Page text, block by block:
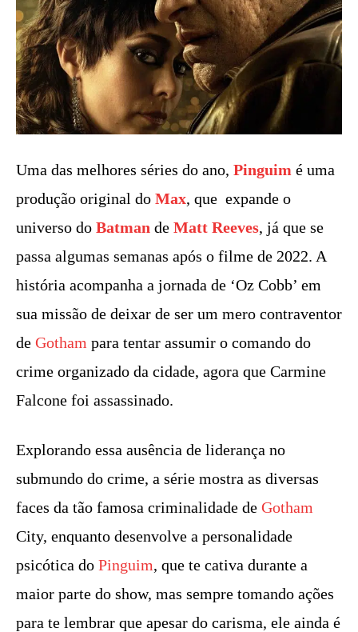
Uma das melhores séries do ano, Pinguim é uma
produção original do Max, que expande o
universo do Batman de Matt Reeves, já que se
passa algumas semanas após o filme de 2022. A
história acompanha a jornada de ‘Oz Cobb’ em
sua missão de deixar de ser um mero contraventor
de Gotham para tentar assumir o comando do
crime organizado da cidade, agora que Carmine
Falcone foi assassinado.
Explorando essa ausência de liderança no
submundo do crime, a série mostra as diversas
faces da tão famosa criminalidade de Gotham
City, enquanto desenvolve a personalidade
psicótica do Pinguim, que te cativa durante a
maior parte do show, mas sempre tomando ações
para te lembrar que apesar do carisma, ele ainda é